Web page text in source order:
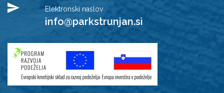
Elektronski naslov
info@parkstrunjan.si